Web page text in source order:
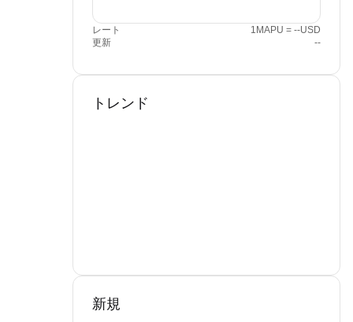
レート
1MAPU = --USD
更新
--
トレンド
新規